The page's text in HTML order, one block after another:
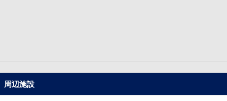
周辺施設